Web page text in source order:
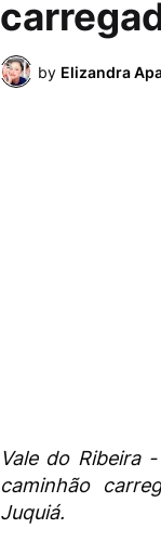
by Elizandra
Vale do Ribeira
caminhão
Juquiá.